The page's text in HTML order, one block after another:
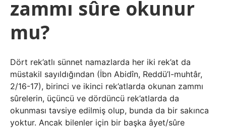
zammı sûre okunur
mu?
Dört rek’atlı sünnet namazlarda her iki rek’at da
müstakil sayıldığından (İbn Abidîn, Reddü’l-muhtâr,
2/16-17), birinci ve ikinci rek’atlarda okunan zammı
sûrelerin, üçüncü ve dördüncü rek’atlarda da
okunması tavsiye edilmiş olup, bunda da bir sakınca
yoktur. Ancak bilenler için bir başka âyet/sûre